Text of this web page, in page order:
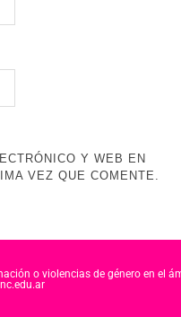
Y WEB EN
VEZ QUE COMENTE.
o violencias de género en el